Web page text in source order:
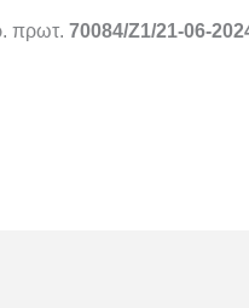
πρωτ. 70084/Ζ1/21-06-